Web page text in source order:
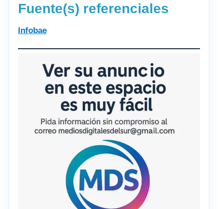
Fuente(s) referenciales
Infobae